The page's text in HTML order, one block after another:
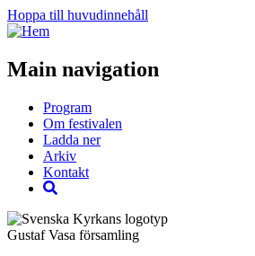
Hoppa till huvudinnehåll
Main navigation
Program
Om festivalen
Ladda ner
Arkiv
Kontakt
Gustaf Vasa församling